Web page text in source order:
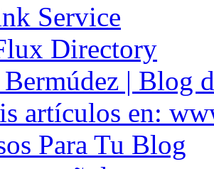
Service
Directory
| Blog
artículos en:
Para Tu Blog